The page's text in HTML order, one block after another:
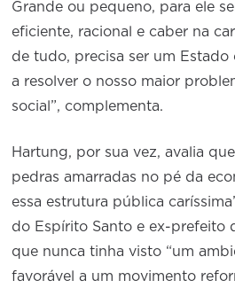
Grande ou pequeno, para ele
eficiente, racional e caber na
de tudo, precisa ser um Estado
a resolver o nosso maior
social”, complementa.
Hartung, por sua vez, avalia
pedras amarradas no pé da
essa estrutura pública
do Espírito Santo e ex-prefeito
que nunca tinha visto “um
favorável a um movimento